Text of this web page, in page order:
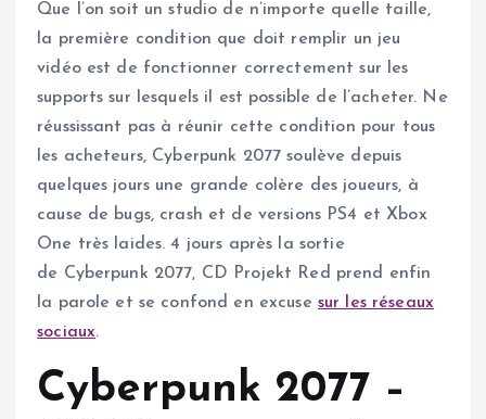
Que l’on soit un studio de n’importe quelle taille,
la première condition que doit remplir un jeu
vidéo est de fonctionner correctement sur les
supports sur lesquels il est possible de l’acheter. Ne
réussissant pas à réunir cette condition pour tous
les acheteurs, Cyberpunk 2077 soulève depuis
quelques jours une grande colère des joueurs, à
cause de bugs, crash et de versions PS4 et Xbox
One très laides. 4 jours après la sortie
de Cyberpunk 2077, CD Projekt Red prend enfin
la parole et se confond en excuse sur les réseaux
sociaux.
Cyberpunk 2077 –